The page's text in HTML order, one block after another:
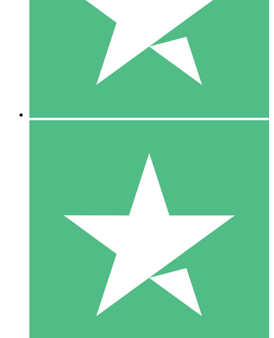
1 Téléchargement
10 00
10 Téléchargements
20 00